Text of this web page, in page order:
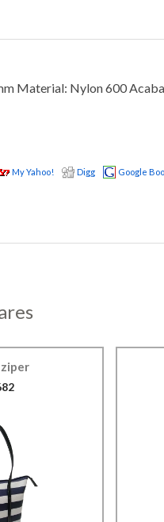
Material: Nylon 600
My Yahoo! Digg Google
ziper